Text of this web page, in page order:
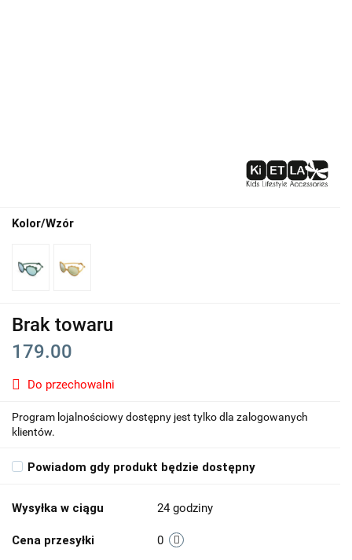
Kolor/Wzór
Brak towaru
179.00
Do przechowalni
Program lojalnościowy dostępny jest tylko dla zalogowanych
klientów.
Powiadom gdy produkt będzie dostępny
Wysyłka w ciągu 24 godziny
Cena przesyłki 0